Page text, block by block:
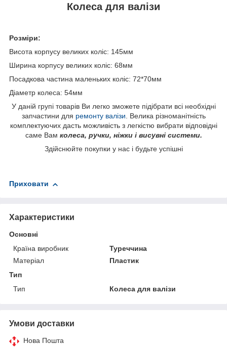
Колеса для валізи
Розміри:
Висота корпусу великих коліс: 145мм
Ширина корпусу великих коліс: 68мм
Посадкова частина маленьких коліс: 72*70мм
Діаметр колеса: 54мм
У даній групі товарів Ви легко зможете підібрати всі необхідні
запчастини для ремонту валізи. Велика різноманітність
комплектуючих дасть можливість з легкістю вибрати відповідні
саме Вам колеса, ручки, ніжки і висувні системи.
Здійснюйте покупки у нас і будьте успішні
Приховати
Характеристики
Основні
Країна виробник
Туреччина
Матеріал
Пластик
Тип
Тип
Колеса для валізи
Умови доставки
Нова Пошта